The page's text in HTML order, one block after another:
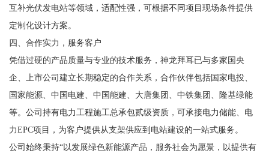
互补光伏发电站等领域，适配性强，可根据不同项目现场条件提供
定制化设计方案。
四、合作实力，服务客户
凭借过硬的产品质量与专业的技术服务，神龙拜耳已与多家国央
企、上市公司建立长期稳定的合作关系，合作伙伴包括国家电投、
国家能源、中国电建、中国能建、大唐集团、中铁集团、隆基绿能
等。公司持有电力工程施工总承包贰级资质，可承接电力储能、电
力EPC项目，为客户提供从支架供应到电站建设的一站式服务。
公司始终秉持“以发展绿色新能源产品，服务社会为愿景，以提供有